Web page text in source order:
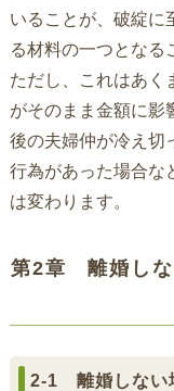
いることが、破綻に
る材料の一つとなる
ただし、これはあく
がそのまま金額に影
後の夫婦仲が冷え切
行為があった場合な
は変わります。
第2章 離婚しな
2-1 離婚しない